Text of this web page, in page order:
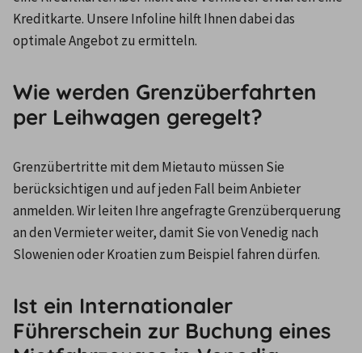
Kreditkarte. Unsere Infoline hilft Ihnen dabei das
optimale Angebot zu ermitteln.
Wie werden Grenzüberfahrten
per Leihwagen geregelt?
Grenzübertritte mit dem Mietauto müssen Sie
berücksichtigen und auf jeden Fall beim Anbieter
anmelden. Wir leiten Ihre angefragte Grenzüberquerung
an den Vermieter weiter, damit Sie von Venedig nach
Slowenien oder Kroatien zum Beispiel fahren dürfen.
Ist ein Internationaler
Führerschein zur Buchung eines